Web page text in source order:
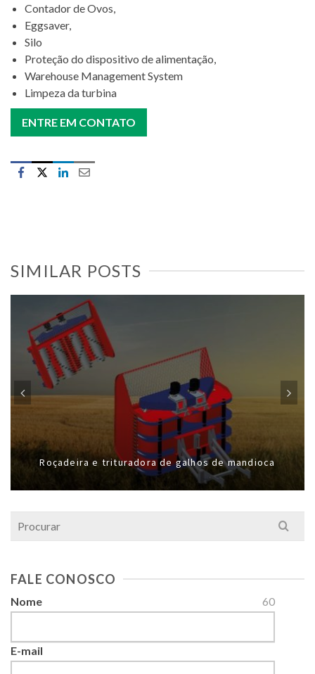
Contador de Ovos,
Eggsaver,
Silo
Proteção do dispositivo de alimentação,
Warehouse Management System
Limpeza da turbina
ENTRE EM CONTATO
SIMILAR POSTS
Roçadeira e trituradora de galhos de mandioca
Search
FALE CONOSCO
60
Nome
E-mail